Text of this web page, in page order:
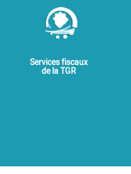
Services fiscaux
de la TGR